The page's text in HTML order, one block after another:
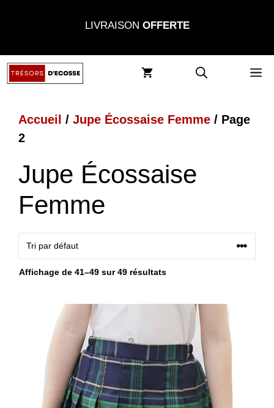
LIVRAISON OFFERTE
Accueil / Jupe Écossaise Femme / Page
2
Jupe Écossaise
Femme
Affichage de 41–49 sur 49 résultats